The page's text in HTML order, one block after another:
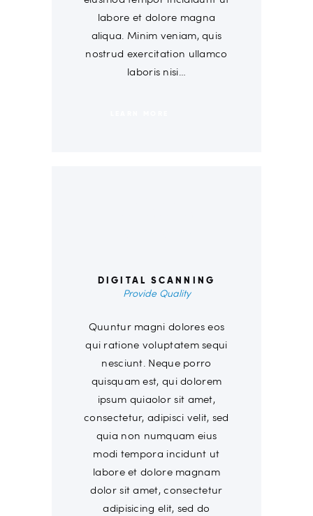
labore et dolore magna
aliqua. Minim veniam, quis
nostrud exercitation ullamco
laboris nisi…
DIGITAL SCANNING
Provide Quality
Quuntur magni dolores eos
qui ratione voluptatem sequi
nesciunt. Neque porro
quisquam est, qui dolorem
ipsum quiaolor sit amet,
consectetur, adipisci velit, sed
quia non numquam eius
modi tempora incidunt ut
labore et dolore magnam
dolor sit amet, consectetur
adipisicing elit, sed do